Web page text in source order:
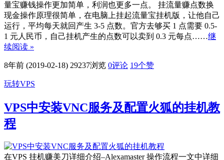
量宝赚钱操作更加简单，利润也更多一点。 挂流量赚点数换
现金操作原理很简单，在电脑上挂起流量宝挂机版，让他自己
运行，平均每天就回产生 3-5 点数。官方去够买 1 点需要 0.5-
1 元人民币，自己挂机产生的点数可以卖到 0.3 元每点……继
续阅读 »
8年前 (2019-02-18) 29237浏览 0评论 19个赞
玩转VPS
VPS中安装VNC服务及配置火狐的挂机教
程
在VPS 挂机赚美刀详细介绍–Alexamaster 操作流程一文中详细